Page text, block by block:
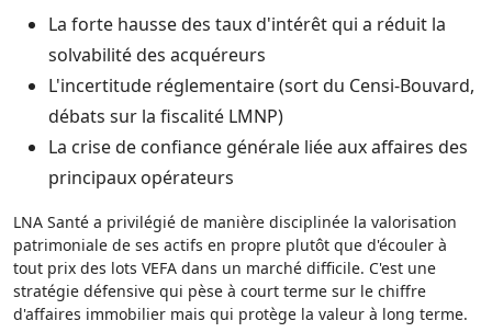
La forte hausse des taux d'intérêt qui a réduit la
solvabilité des acquéreurs
L'incertitude réglementaire (sort du Censi-Bouvard,
débats sur la fiscalité LMNP)
La crise de confiance générale liée aux affaires des
principaux opérateurs
LNA Santé a privilégié de manière disciplinée la valorisation
patrimoniale de ses actifs en propre plutôt que d'écouler à
tout prix des lots VEFA dans un marché difficile. C'est une
stratégie défensive qui pèse à court terme sur le chiffre
d'affaires immobilier mais qui protège la valeur à long terme.